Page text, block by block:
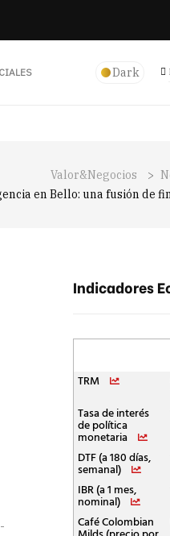
Dark
Valor&Negocios >
en Bello: una fusión de
Indicadores